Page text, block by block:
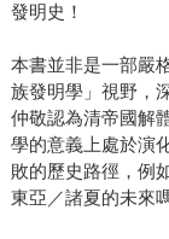
發明史！
本書並非是一部嚴
族發明學」視野，
仲敬認為清帝國解
學的意義上處於演
敗的歷史路徑，例
東亞／諸夏的未來